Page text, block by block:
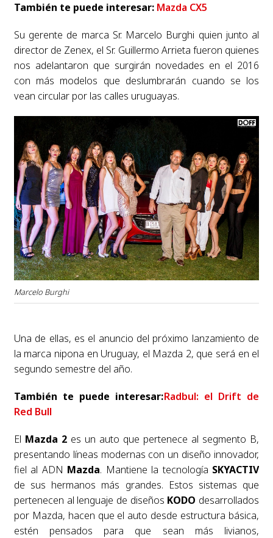
También te puede interesar: Mazda CX5
Su gerente de marca Sr. Marcelo Burghi quien junto al
director de Zenex, el Sr. Guillermo Arrieta fueron quienes
nos adelantaron que surgirán novedades en el 2016
con más modelos que deslumbrarán cuando se los
vean circular por las calles uruguayas.
Marcelo Burghi
Una de ellas, es el anuncio del próximo lanzamiento de
la marca nipona en Uruguay, el Mazda 2, que será en el
segundo semestre del año.
También te puede interesar:Radbul: el Drift de
Red Bull
El Mazda 2es un auto que pertenece al segmento B,
presentando líneas modernas con un diseño innovador,
fiel al ADN Mazda. Mantiene la tecnología SKYACTIV
de sus hermanos más grandes. Estos sistemas que
pertenecen al lenguaje de diseños KODO desarrollados
por Mazda, hacen que el auto desde estructura básica,
estén pensados para que sean más livianos,